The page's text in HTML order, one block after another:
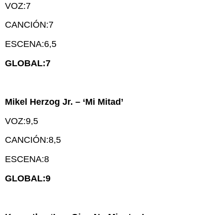
VOZ:7
CANCIÓN:7
ESCENA:6,5
GLOBAL:7
Mikel Herzog Jr. – ‘Mi Mitad’
VOZ:9,5
CANCIÓN:8,5
ESCENA:8
GLOBAL:9